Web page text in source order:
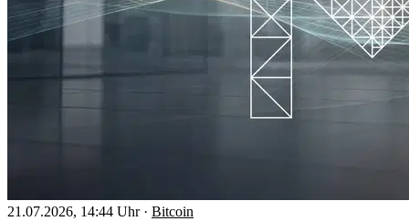
21.07.2026, 14:44 Uhr · Bitcoin